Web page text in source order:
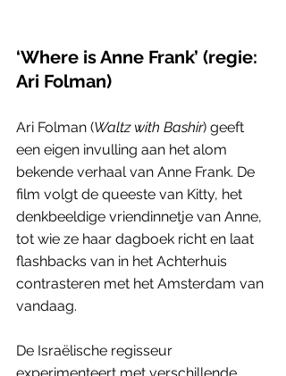
‘Where is Anne Frank’ (regie:
Ari Folman)
Ari Folman (Waltz with Bashir) geeft
een eigen invulling aan het alom
bekende verhaal van Anne Frank. De
film volgt de queeste van Kitty, het
denkbeeldige vriendinnetje van Anne,
tot wie ze haar dagboek richt en laat
flashbacks van in het Achterhuis
contrasteren met het Amsterdam van
vandaag.
De Israëlische regisseur